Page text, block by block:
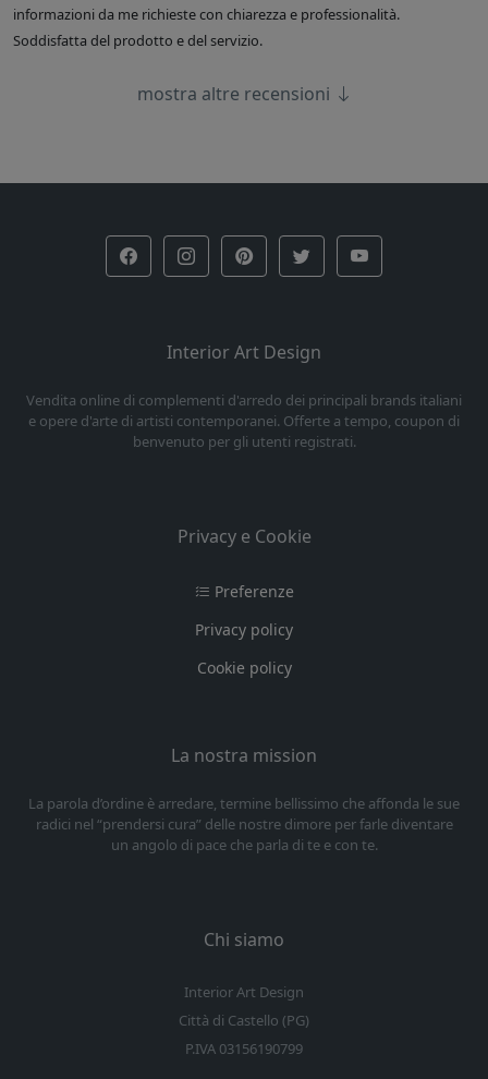
informazioni da me richieste con chiarezza e professionalità.
Soddisfatta del prodotto e del servizio.
mostra altre recensioni
Interior Art Design
Vendita online di complementi d'arredo dei principali brands italiani
e opere d'arte di artisti contemporanei. Offerte a tempo, coupon di
benvenuto per gli utenti registrati.
Privacy e Cookie
Preferenze
Privacy policy
Cookie policy
La nostra mission
La parola d’ordine è arredare, termine bellissimo che affonda le sue
radici nel “prendersi cura” delle nostre dimore per farle diventare
un angolo di pace che parla di te e con te.
Chi siamo
Interior Art Design
Città di Castello (PG)
P.IVA 03156190799